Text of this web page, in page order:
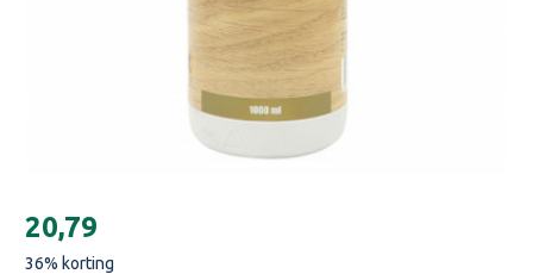
voorraad:
€20,79
36% korting